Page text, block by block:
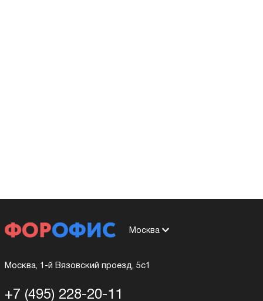
Москва
Москва, 1-й Вязовский проезд, 5с1
+7 (495) 228-20-11